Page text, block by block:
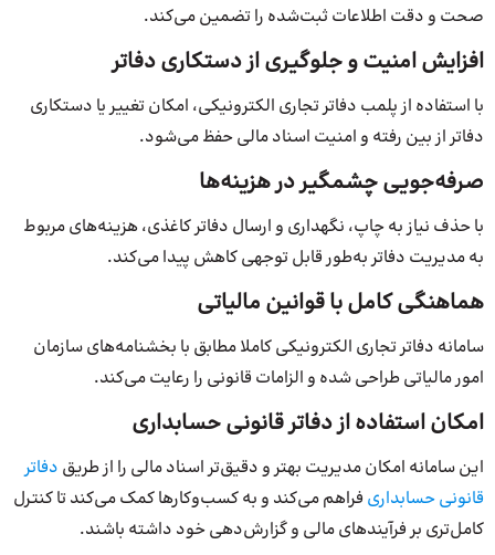
صحت و دقت اطلاعات ثبت‌شده را تضمین می‌کند.
افزایش امنیت و جلوگیری از دستکاری دفاتر
با استفاده از پلمب دفاتر تجاری الکترونیکی، امکان تغییر یا دستکاری
دفاتر از بین رفته و امنیت اسناد مالی حفظ می‌شود.
صرفه‌جویی چشمگیر در هزینه‌ها
با حذف نیاز به چاپ، نگهداری و ارسال دفاتر کاغذی، هزینه‌های مربوط
به مدیریت دفاتر به‌طور قابل توجهی کاهش پیدا می‌کند.
هماهنگی کامل با قوانین مالیاتی
سامانه دفاتر تجاری الکترونیکی کاملا مطابق با بخشنامه‌های سازمان
امور مالیاتی طراحی شده و الزامات قانونی را رعایت می‌کند.
امکان استفاده از دفاتر قانونی حسابداری
این سامانه امکان مدیریت بهتر و دقیق‌تر اسناد مالی را از طریق دفاتر
قانونی حسابداری فراهم می‌کند و به کسب‌وکارها کمک می‌کند تا کنترل
کامل‌تری بر فرآیندهای مالی و گزارش‌دهی خود داشته باشند.